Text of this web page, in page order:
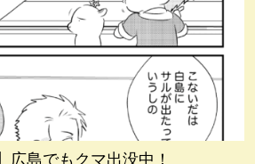
広島でもクマ出没中！